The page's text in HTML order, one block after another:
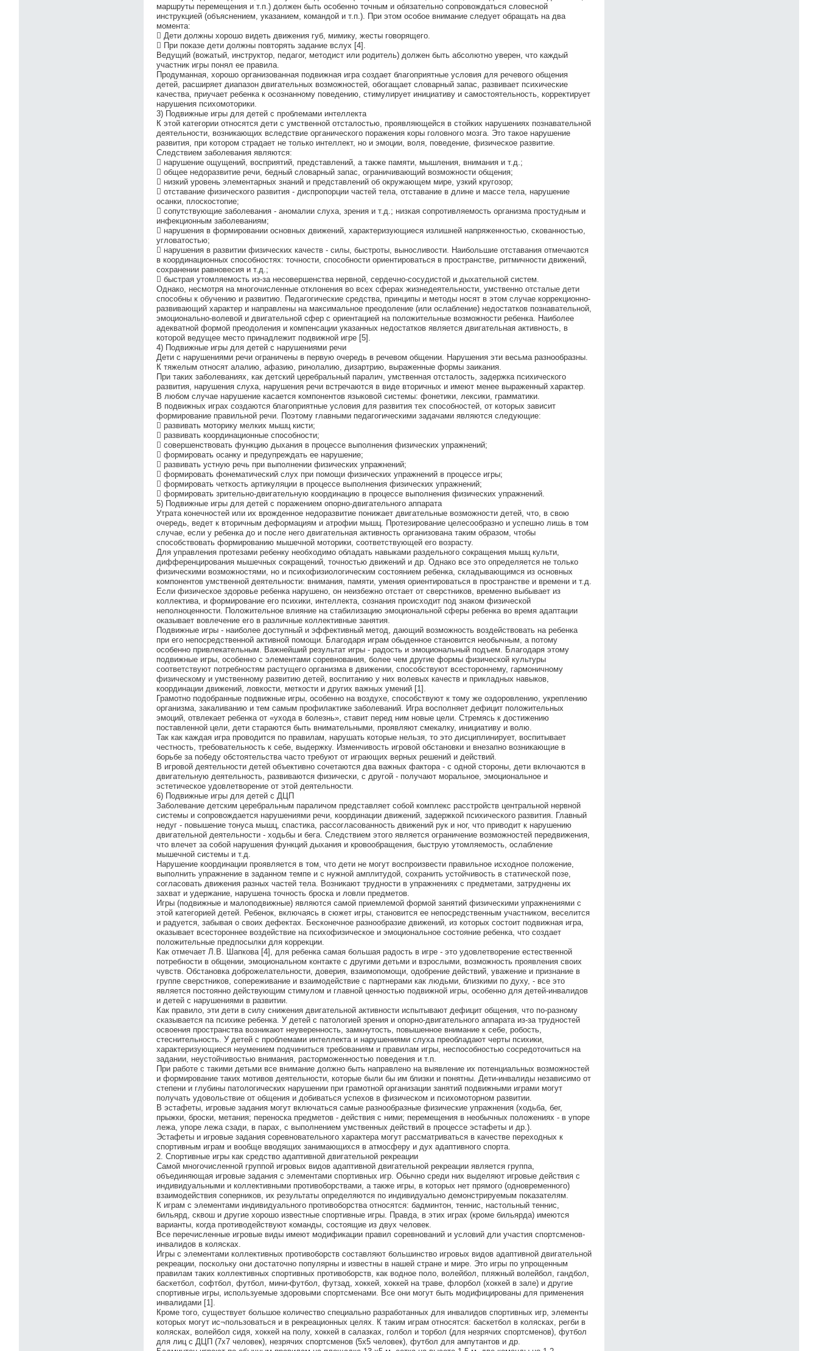
маршруты перемещения и т.п.) должен быть особенно точным и обязательно сопровождаться словесной
инструкцией (объяснением, указанием, командой и т.п.). При этом особое внимание следует обращать на два
момента:
 Дети должны хорошо видеть движения губ, мимику, жесты говорящего.
 При показе дети должны повторять задание вслух [4].
Ведущий (вожатый, инструктор, педагог, методист или родитель) должен быть абсолютно уверен, что каждый
участник игры понял ее правила.
Продуманная, хорошо организованная подвижная игра создает благоприятные условия для речевого общения
детей, расширяет диапазон двигательных возможностей, обогащает словарный запас, развивает психические
качества, приучает ребенка к осознанному поведению, стимулирует инициативу и самостоятельность, корректирует
нарушения психомоторики.
3) Подвижные игры для детей с проблемами интеллекта
К этой категории относятся дети с умственной отсталостью, проявляющейся в стойких нарушениях познавательной
деятельности, возникающих вследствие органического поражения коры головного мозга. Это такое нарушение
развития, при котором страдает не только интеллект, но и эмоции, воля, поведение, физическое развитие.
Следствием заболевания являются:
 нарушение ощущений, восприятий, представлений, а также памяти, мышления, внимания и т.д.;
 общее недоразвитие речи, бедный словарный запас, ограничивающий возможности общения;
 низкий уровень элементарных знаний и представлений об окружающем мире, узкий кругозор;
 отставание физического развития - диспропорции частей тела, отставание в длине и массе тела, нарушение
осанки, плоскостопие;
 сопутствующие заболевания - аномалии слуха, зрения и т.д.; низкая сопротивляемость организма простудным и
инфекционным заболеваниям;
 нарушения в формировании основных движений, характеризующиеся излишней напряженностью, скованностью,
угловатостью;
 нарушения в развитии физических качеств - силы, быстроты, выносливости. Наибольшие отставания отмечаются
в координационных способностях: точности, способности ориентироваться в пространстве, ритмичности движений,
сохранении равновесия и т.д.;
 быстрая утомляемость из-за несовершенства нервной, сердечно-сосудистой и дыхательной систем.
Однако, несмотря на многочисленные отклонения во всех сферах жизнедеятельности, умственно отсталые дети
способны к обучению и развитию. Педагогические средства, принципы и методы носят в этом случае коррекционно-
развивающий характер и направлены на максимальное преодоление (или ослабление) недостатков познавательной,
эмоционально-волевой и двигательной сфер с ориентацией на положительные возможности ребенка. Наиболее
адекватной формой преодоления и компенсации указанных недостатков является двигательная активность, в
которой ведущее место принадлежит подвижной игре [5].
4) Подвижные игры для детей с нарушениями речи
Дети с нарушениями речи ограничены в первую очередь в речевом общении. Нарушения эти весьма разнообразны.
К тяжелым относят алалию, афазию, ринолалию, дизартрию, выраженные формы заикания.
При таких заболеваниях, как детский церебральный паралич, умственная отсталость, задержка психического
развития, нарушения слуха, нарушения речи встречаются в виде вторичных и имеют менее выраженный характер.
В любом случае нарушение касается компонентов языковой системы: фонетики, лексики, грамматики.
В подвижных играх создаются благоприятные условия для развития тех способностей, от которых зависит
формирование правильной речи. Поэтому главными педагогическими задачами являются следующие:
 развивать моторику мелких мышц кисти;
 развивать координационные способности;
 совершенствовать функцию дыхания в процессе выполнения физических упражнений;
 формировать осанку и предупреждать ее нарушение;
 развивать устную речь при выполнении физических упражнений;
 формировать фонематический слух при помощи физических упражнений в процессе игры;
 формировать четкость артикуляции в процессе выполнения физических упражнений;
 формировать зрительно-двигательную координацию в процессе выполнения физических упражнений.
5) Подвижные игры для детей с поражением опорно-двигательного аппарата
Утрата конечностей или их врожденное недоразвитие понижает двигательные возможности детей, что, в свою
очередь, ведет к вторичным деформациям и атрофии мышц. Протезирование целесообразно и успешно лишь в том
случае, если у ребенка до и после него двигательная активность организована таким образом, чтобы
способствовать формированию мышечной моторики, соответствующей его возрасту.
Для управления протезами ребенку необходимо обладать навыками раздельного сокращения мышц культи,
дифференцирования мышечных сокращений, точностью движений и др. Однако все это определяется не только
физическими возможностями, но и психофизиологическим состоянием ребенка, складывающимся из основных
компонентов умственной деятельности: внимания, памяти, умения ориентироваться в пространстве и времени и т.д.
Если физическое здоровье ребенка нарушено, он неизбежно отстает от сверстников, временно выбывает из
коллектива, и формирование его психики, интеллекта, сознания происходит под знаком физической
неполноценности. Положительное влияние на стабилизацию эмоциональной сферы ребенка во время адаптации
оказывает вовлечение его в различные коллективные занятия.
Подвижные игры - наиболее доступный и эффективный метод, дающий возможность воздействовать на ребенка
при его непосредственной активной помощи. Благодаря играм обыденное становится необычным, а потому
особенно привлекательным. Важнейший результат игры - радость и эмоциональный подъем. Благодаря этому
подвижные игры, особенно с элементами соревнования, более чем другие формы физической культуры
соответствуют потребностям растущего организма в движении, способствуют всестороннему, гармоничному
физическому и умственному развитию детей, воспитанию у них волевых качеств и прикладных навыков,
координации движений, ловкости, меткости и других важных умений [1].
Грамотно подобранные подвижные игры, особенно на воздухе, способствуют к тому же оздоровлению, укреплению
организма, закаливанию и тем самым профилактике заболеваний. Игра восполняет дефицит положительных
эмоций, отвлекает ребенка от «ухода в болезнь», ставит перед ним новые цели. Стремясь к достижению
поставленной цели, дети стараются быть внимательными, проявляют смекалку, инициативу и волю.
Так как каждая игра проводится по правилам, нарушать которые нельзя, то это дисциплинирует, воспитывает
честность, требовательность к себе, выдержку. Изменчивость игровой обстановки и внезапно возникающие в
борьбе за победу обстоятельства часто требуют от играющих верных решений и действий.
В игровой деятельности детей объективно сочетаются два важных фактора - с одной стороны, дети включаются в
двигательную деятельность, развиваются физически, с другой - получают моральное, эмоциональное и
эстетическое удовлетворение от этой деятельности.
6) Подвижные игры для детей с ДЦП
Заболевание детским церебральным параличом представляет собой комплекс расстройств центральной нервной
системы и сопровождается нарушениями речи, координации движений, задержкой психического развития. Главный
недуг - повышение тонуса мышц, спастика, рассогласованность движений рук и ног, что приводит к нарушению
двигательной деятельности - ходьбы и бега. Следствием этого является ограничение возможностей передвижения,
что влечет за собой нарушения функций дыхания и кровообращения, быструю утомляемость, ослабление
мышечной системы и т.д.
Нарушение координации проявляется в том, что дети не могут воспроизвести правильное исходное положение,
выполнить упражнение в заданном темпе и с нужной амплитудой, сохранить устойчивость в статической позе,
согласовать движения разных частей тела. Возникают трудности в упражнениях с предметами, затруднены их
захват и удержание, нарушена точность броска и ловли предметов.
Игры (подвижные и малоподвижные) являются самой приемлемой формой занятий физическими упражнениями с
этой категорией детей. Ребенок, включаясь в сюжет игры, становится ее непосредственным участником, веселится
и радуется, забывая о своих дефектах. Бесконечное разнообразие движений, из которых состоит подвижная игра,
оказывает всестороннее воздействие на психофизическое и эмоциональное состояние ребенка, что создает
положительные предпосылки для коррекции.
Как отмечает Л.В. Шапкова [4], для ребенка самая большая радость в игре - это удовлетворение естественной
потребности в общении, эмоциональном контакте с другими детьми и взрослыми, возможность проявления своих
чувств. Обстановка доброжелательности, доверия, взаимопомощи, одобрение действий, уважение и признание в
группе сверстников, сопереживание и взаимодействие с партнерами как людьми, близкими по духу, - все это
является постоянно действующим стимулом и главной ценностью подвижной игры, особенно для детей-инвалидов
и детей с нарушениями в развитии.
Как правило, эти дети в силу снижения двигательной активности испытывают дефицит общения, что по-разному
сказывается па психике ребенка. У детей с патологией зрения и опорно-двигательного аппарата из-за трудностей
освоения пространства возникают неуверенность, замкнутость, повышенное внимание к себе, робость,
стеснительность. У детей с проблемами интеллекта и нарушениями слуха преобладают черты психики,
характеризующиеся неумением подчиниться требованиям и правилам игры, неспособностью сосредоточиться на
задании, неустойчивостью внимания, расторможенностью поведения и т.п.
При работе с такими детьми все внимание должно быть направлено на выявление их потенциальных возможностей
и формирование таких мотивов деятельности, которые были бы им близки и понятны. Дети-инвалиды независимо от
степени и глубины патологических нарушении при грамотной организации занятий подвижными играми могут
получать удовольствие от общения и добиваться успехов в физическом и психомоторном развитии.
В эстафеты, игровые задания могут включаться самые разнообразные физические упражнения (ходьба, бег,
прыжки, броски, метания; переноска предметов - действия с ними; перемещения в необычных положениях - в упоре
лежа, упоре лежа сзади, в парах, с выполнением умственных действий в процессе эстафеты и др.).
Эстафеты и игровые задания соревновательного характера могут рассматриваться в качестве переходных к
спортивным играм и вообще вводящих занимающихся в атмосферу и дух адаптивного спорта.
2. Спортивные игры как средство адаптивной двигательной рекреации
Самой многочисленной группой игровых видов адаптивной двигательной рекреации является группа,
объединяющая игровые задания с элементами спортивных игр. Обычно среди них выделяют игровые действия с
индивидуальными и коллективными противоборствами, а также игры, в которых нет прямого (одновременного)
взаимодействия соперников, их результаты определяются по индивидуально демонстрируемым показателям.
К играм с элементами индивидуального противоборства относятся: бадминтон, теннис, настольный теннис,
бильярд, сквош и другие хорошо известные спортивные игры. Правда, в этих играх (кроме бильярда) имеются
варианты, когда противодействуют команды, состоящие из двух человек.
Все перечисленные игровые виды имеют модификации правил соревнований и условий дли участия спортсменов-
инвалидов в колясках.
Игры с элементами коллективных противоборств составляют большинство игровых видов адаптивной двигательной
рекреации, поскольку они достаточно популярны и известны в нашей стране и мире. Это игры по упрощенным
правилам таких коллективных спортивных противоборств, как водное поло, волейбол, пляжный волейбол, гандбол,
баскетбол, софтбол, футбол, мини-футбол, футзад, хоккей, хоккей на траве, флорбол (хоккей в зале) и другие
спортивные игры, используемые здоровыми спортсменами. Все они могут быть модифицированы для применения
инвалидами [1].
Кроме того, существует большое количество специально разработанных для инвалидов спортивных игр, элементы
которых могут ис¬пользоваться и в рекреационных целях. К таким играм относятся: баскетбол в колясках, регби в
колясках, волейбол сидя, хоккей на полу, хоккей в салазках, голбол и торбол (для незрячих спортсменов), футбол
для лиц с ДЦП (7x7 человек), незрячих спортсменов (5x5 человек), футбол для ампутантов и др.